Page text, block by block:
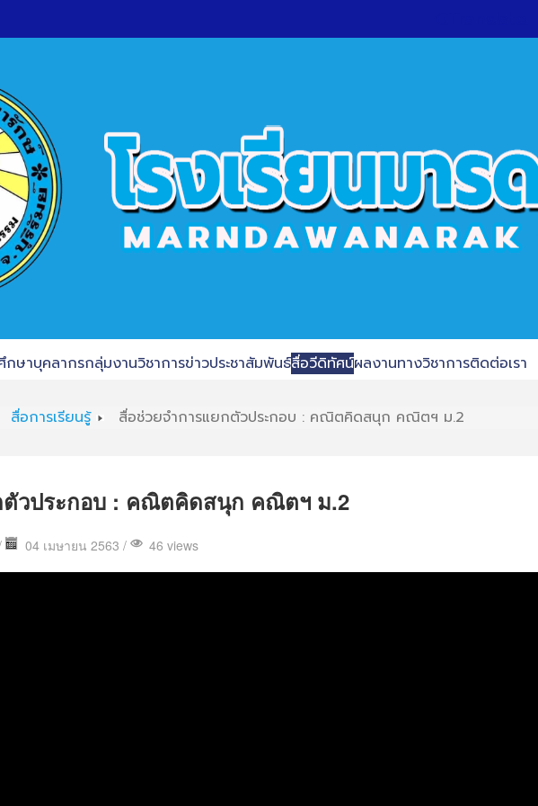
กษาบุคลากรกลุ่มงานวิชาการข่าวประชาสัมพันธ์สื่อวีดิทัศน์ผลงานทางวิชาการติดต่อเรา
สื่อการเรียนรู้ สื่อช่วยจำการแยกตัวประกอบ : คณิตคิดสนุก คณิตฯ ม.2
ตัวประกอบ : คณิตคิดสนุก คณิตฯ ม.2
04 เมษายน 2563 / 46 views